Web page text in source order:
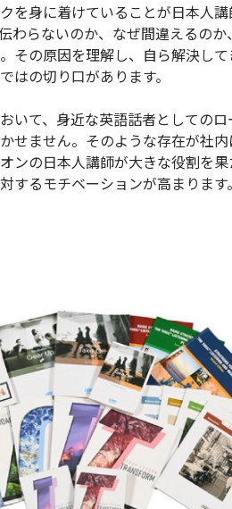
を身に着けていることが日本人
わらないのか、なぜ間違えるのか
その原因を理解し、自ら解決して
はの切り口があります。
いて、身近な英語話者としてのロ
せません。そのような存在が社内
ンの日本人講師が大きな役割を果
するモチベーションが高まります。